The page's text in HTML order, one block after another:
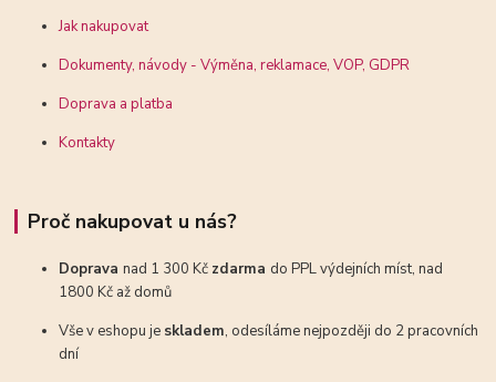
Jak nakupovat
Dokumenty, návody - Výměna, reklamace, VOP, GDPR
Doprava a platba
Kontakty
Proč nakupovat u nás?
Dopravanad 1 300 Kč zdarma do PPL výdejních míst, nad
1800 Kč až domů
Vše v eshopu je skladem, odesíláme nejpozději do 2 pracovních
dní